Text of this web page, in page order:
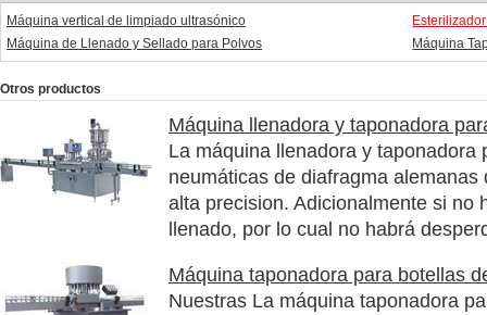
Máquina vertical de limpiado ultrasónico
Máquina de Llenado y Sellado para Polvos
Máquina
Otros productos
Máquina llenadora y taponadora
La máquina llenadora y
neumáticas de diafragma
alta precision. Adicionalmente si no
llenado, por lo cual no habrá
Máquina taponadora para botellas
Nuestras La máquina taponadora